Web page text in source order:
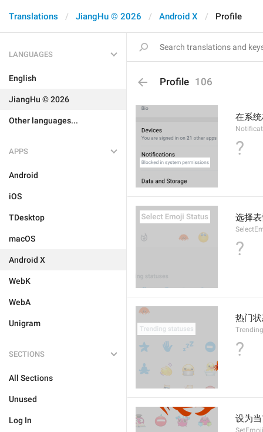
Translations JiangHu © 2026 Android X Profile
LANGUAGES
English
JiangHu © 2026
Other languages...
APPS
Android
iOS
TDesktop
macOS
Android X
WebK
WebA
Unigram
SECTIONS
All Sections
Unused
Log In
Profile 106
在系
?
选择
?
热门
?
设为